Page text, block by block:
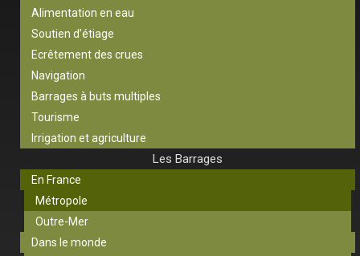
Alimentation en eau
Soutien d’étiage
Ecrêtement des crues
Navigation
Barrages à buts multiples
Tourisme
Irrigation et agriculture
Les Barrages
En France
Métropole
Outre-Mer
Dans le monde